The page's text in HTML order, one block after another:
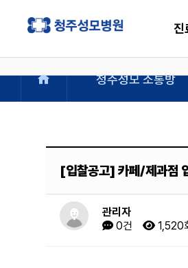
진
청주성모 소통방
[입찰공고] 카페/제과점
관리자
0건
1,520